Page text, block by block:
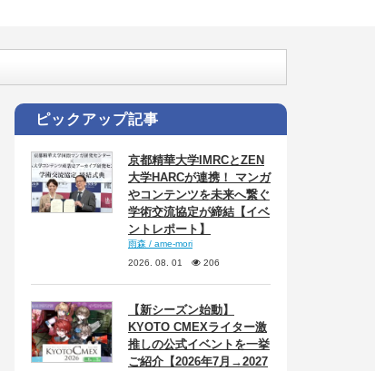
他さまざまな新コンテンツを配信
ピックアップ記事
京都精華大学IMRCとZEN
大学HARCが連携！ マンガ
やコンテンツを未来へ繋ぐ
学術交流協定が締結【イベ
ントレポート】
雨森 / ame-mori
2026. 08. 01
206
【新シーズン始動】
KYOTO CMEXライター激
推しの公式イベントを一挙
ご紹介【2026年7月→2027